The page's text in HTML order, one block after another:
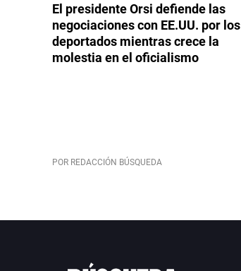
El presidente Orsi defiende las
negociaciones con EE.UU. por los
deportados mientras crece la
molestia en el oficialismo
POR REDACCIÓN BÚSQUEDA